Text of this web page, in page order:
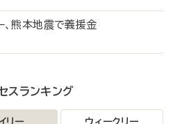
、熊本地震で義援金
スランキング
リー ウィークリー